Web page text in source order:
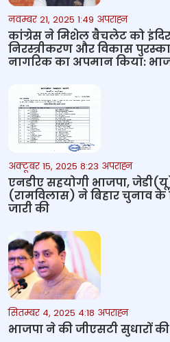
नवम्बर 21, 2025 1:49 अपराह्न
कांग्रेस ने मिशेल बैचलेट को
निरस्त्रीकरण और विकास
नागरिक का अपमान किया:
अक्टूबर 15, 2025 8:23 अपराह्न
एनडीए सहयोगी भाजपा,
(रामविलास) ने बिहार चुनाव के
जारी की
सितम्बर 4, 2025 4:18 अपराह्न
भाजपा ने की जीएसटी सुधारों